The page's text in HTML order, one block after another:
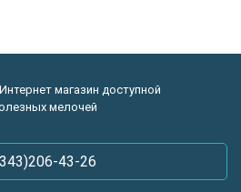
магазин доступной
мелочей
43-26